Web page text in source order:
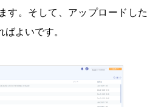
す。そして、アップロードした
よいです。